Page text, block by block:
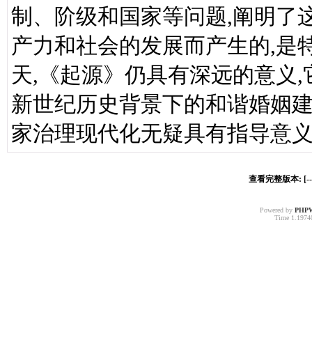
制、阶级和国家等问题,阐明了
产力和社会的发展而产生的,是
天,《起源》仍具有深远的意义
新世纪历史背景下的和谐婚姻
家治理现代化无疑具有指导意
查看完整版本:
Powered by
Time